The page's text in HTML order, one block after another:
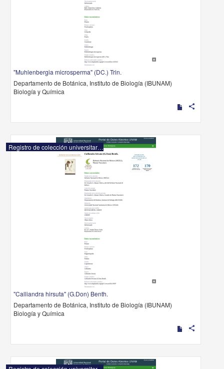
"Muhlenbergia microsperma" (DC.) Trin.
Departamento de Botánica, Instituto de Biología (IBUNAM)
Biología y Química
share
Registro de colección universitaria
"Calliandra hirsuta" (G.Don) Benth.
Departamento de Botánica, Instituto de Biología (IBUNAM)
Biología y Química
share